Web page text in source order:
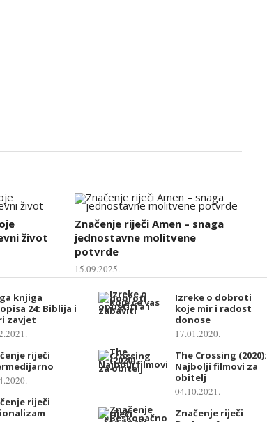
život
Značenje riječi Amen – snaga
jednostavne molitvene
potvrde
15.09.2025.
knjiga
24: Biblija i
zavjet
riječi
riječi
Izreke o dobroti
koje mir i radost
donose
17.01.2020.
The Crossing (2020):
Najbolji filmovi za
obitelj
04.10.2021.
Značenje riječi